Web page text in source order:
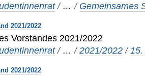
/ …/ Gemeinsames
2021/2022
Vorstandes 2021/2022
/ …/2021/2022 /
2021/2022